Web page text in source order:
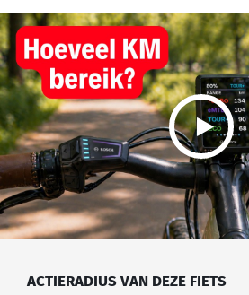
ACTIERADIUS VAN DEZE FIETS